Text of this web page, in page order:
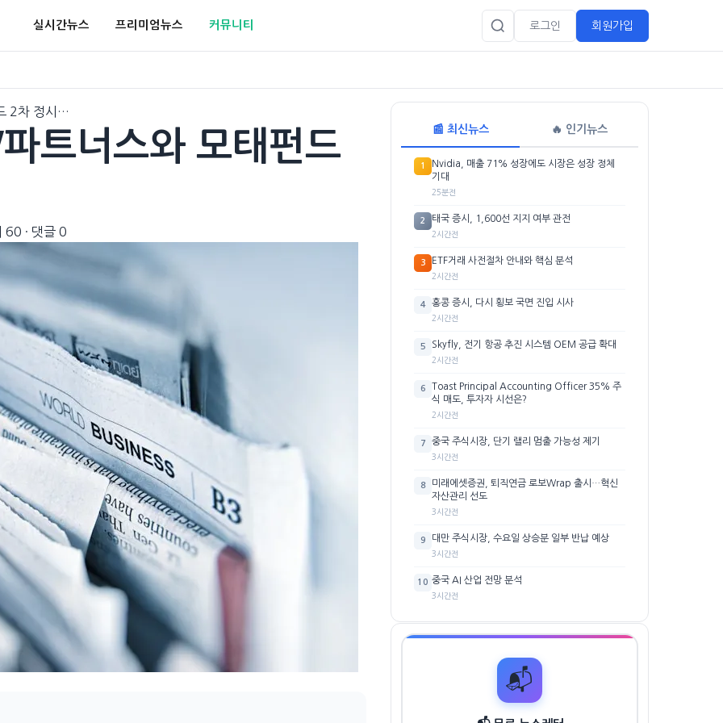
실시간뉴스 프리미엄뉴스 커뮤니티 로그인 회원가입
2차 정시…
트너스와 모태펀드
60 · 댓글 0
📰 최신뉴스 🔥 인기뉴스
1
Nvidia, 매출 71% 성장에도 시장은 성장 정체
기대
25분전
2 태국 증시, 1,600선 지지 여부 관전
2시간전
3 ETF거래 사전절차 안내와 핵심 분석
2시간전
4 홍콩 증시, 다시 횡보 국면 진입 시사
2시간전
5 Skyfly, 전기 항공 추진 시스템 OEM 공급 확대
2시간전
6
Toast Principal Accounting Officer 35% 주
식 매도, 투자자 시선은?
2시간전
7 중국 주식시장, 단기 랠리 멈출 가능성 제기
3시간전
8
미래에셋증권, 퇴직연금 로보Wrap 출시…혁신
자산관리 선도
3시간전
9 대만 주식시장, 수요일 상승분 일부 반납 예상
3시간전
10 중국 AI 산업 전망 분석
3시간전
📬